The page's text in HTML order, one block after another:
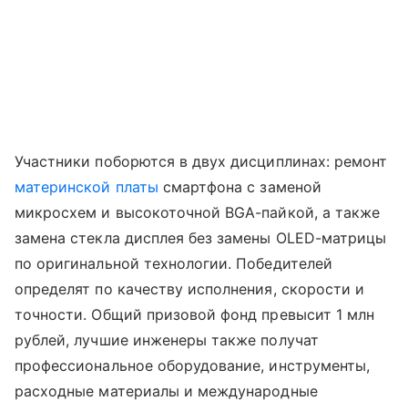
Участники поборются в двух дисциплинах: ремонт
материнской платы смартфона с заменой
микросхем и высокоточной BGA-пайкой, а также
замена стекла дисплея без замены OLED-матрицы
по оригинальной технологии. Победителей
определят по качеству исполнения, скорости и
точности. Общий призовой фонд превысит 1 млн
рублей, лучшие инженеры также получат
профессиональное оборудование, инструменты,
расходные материалы и международные